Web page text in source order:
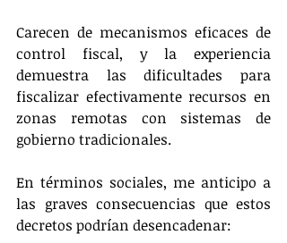
Carecen de mecanismos eficaces de
control fiscal, y la experiencia
demuestra las dificultades para
fiscalizar efectivamente recursos en
zonas remotas con sistemas de
gobierno tradicionales.
En términos sociales, me anticipo a
las graves consecuencias que estos
decretos podrían desencadenar: